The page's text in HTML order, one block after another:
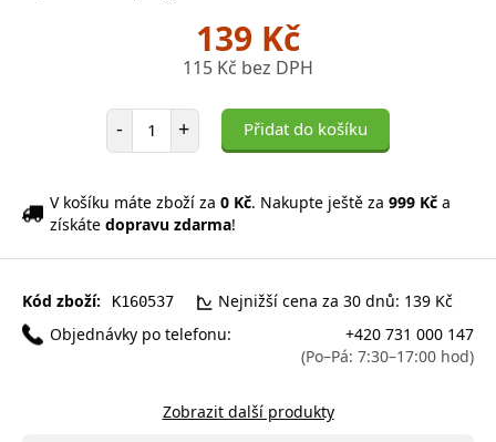
139 Kč
115 Kč bez DPH
- Počet položek
+ Přidat do košíku
V košíku máte zboží za 0 Kč. Nakupte ještě za 999 Kč a
získáte dopravu zdarma!
Kód zboží: K160537
Nejnižší cena za 30 dnů: 139 Kč
Objednávky po telefonu:
+420 731 000 147
(Po–Pá: 7:30–17:00 hod)
Zobrazit další produkty